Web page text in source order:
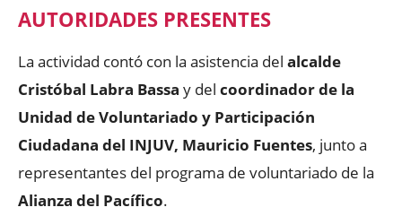
AUTORIDADES PRESENTES
La actividad contó con la asistencia del alcalde
Cristóbal Labra Bassa y del coordinador de la
Unidad de Voluntariado y Participación
Ciudadana del INJUV, Mauricio Fuentes, junto a
representantes del programa de voluntariado de la
Alianza del Pacífico.